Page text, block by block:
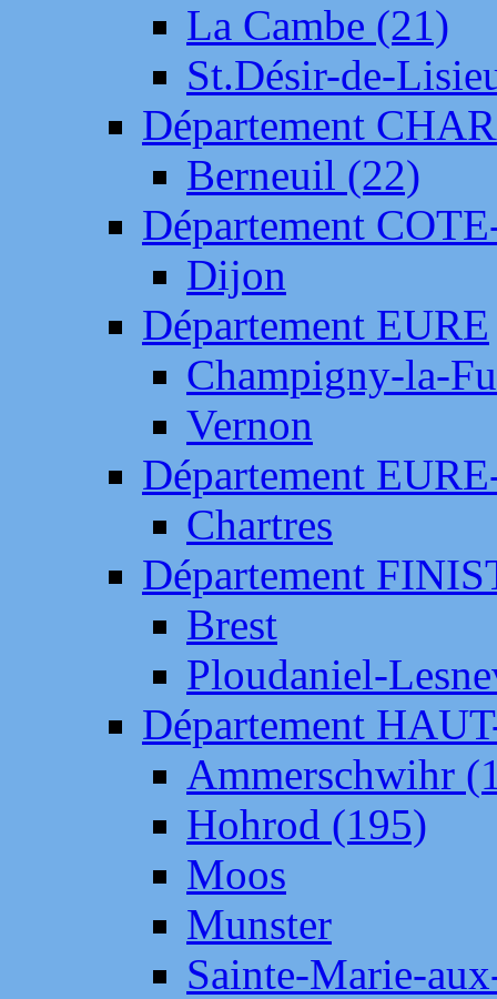
La Cambe (21)
St.Désir-de-
Département
Berneuil (22)
Département
Dijon
Département EURE
Champigny-la-
Vernon
Département
Chartres
Département
Brest
Ploudaniel-
Département
Ammerschwihr
Hohrod (195)
Moos
Munster
Sainte-Marie-